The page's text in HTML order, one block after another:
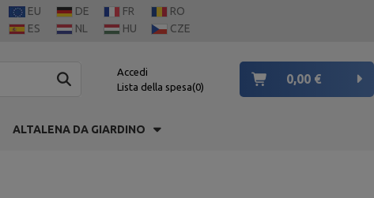
EU DE FR
RO
ES NL HU CZE
Accedi
Lista della spesa 0
0,00 €
ALTALENA DA GIARDINO